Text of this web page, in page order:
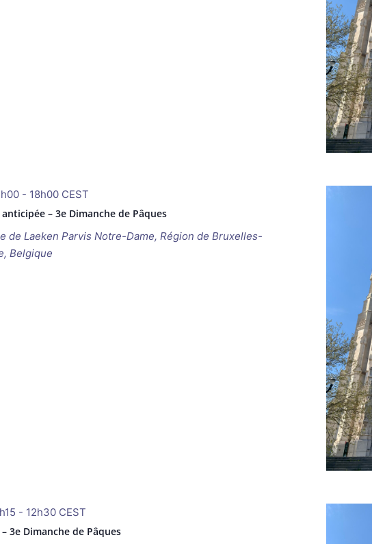
– 3e Dimanche de Pâques
- 18h00 CEST
de Laeken Parvis Notre-Dame, Région de Bruxelles-
Belgique
3e Dimanche de Pâques
- 12h30 CEST